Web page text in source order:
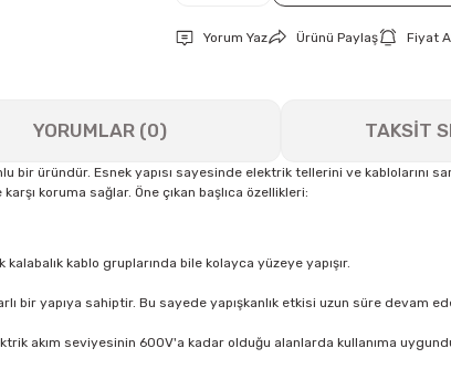
Yorum Yaz Ürünü Paylaş Fiyat
YORUMLAR (0) TAKSİT
üründür. Esnek yapısı sayesinde elektrik tellerini ve kablolarını
koruma sağlar. Öne çıkan başlıca özellikleri:
kablo gruplarında bile kolayca yüzeye yapışır.
bir yapıya sahiptir. Bu sayede yapışkanlık etkisi uzun süre devam
akım seviyesinin 600V'a kadar olduğu alanlarda kullanıma